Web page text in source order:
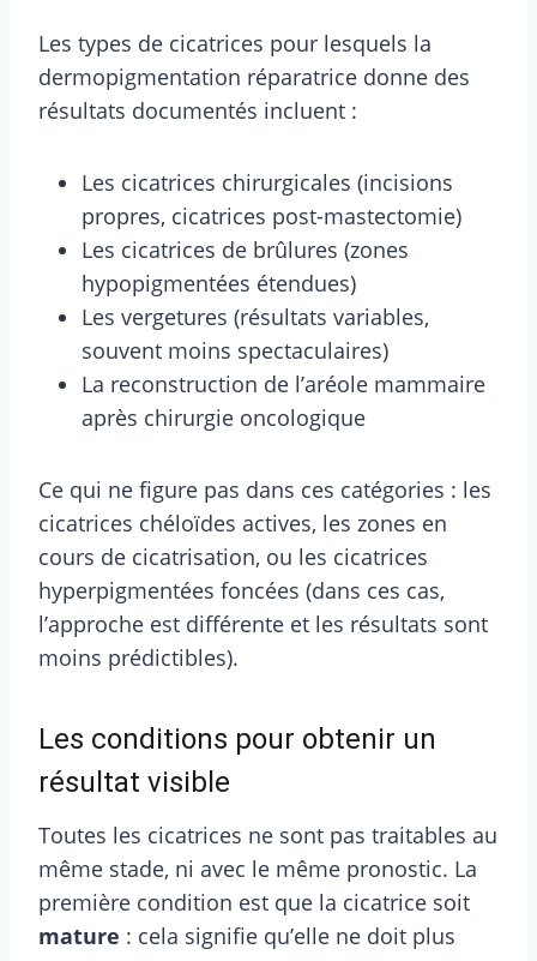
Les types de cicatrices pour lesquels la
dermopigmentation réparatrice donne des
résultats documentés incluent :
Les cicatrices chirurgicales (incisions
propres, cicatrices post-mastectomie)
Les cicatrices de brûlures (zones
hypopigmentées étendues)
Les vergetures (résultats variables,
souvent moins spectaculaires)
La reconstruction de l’aréole mammaire
après chirurgie oncologique
Ce qui ne figure pas dans ces catégories : les
cicatrices chéloïdes actives, les zones en
cours de cicatrisation, ou les cicatrices
hyperpigmentées foncées (dans ces cas,
l’approche est différente et les résultats sont
moins prédictibles).
Les conditions pour obtenir un
résultat visible
Toutes les cicatrices ne sont pas traitables au
même stade, ni avec le même pronostic. La
première condition est que la cicatrice soit
mature : cela signifie qu’elle ne doit plus